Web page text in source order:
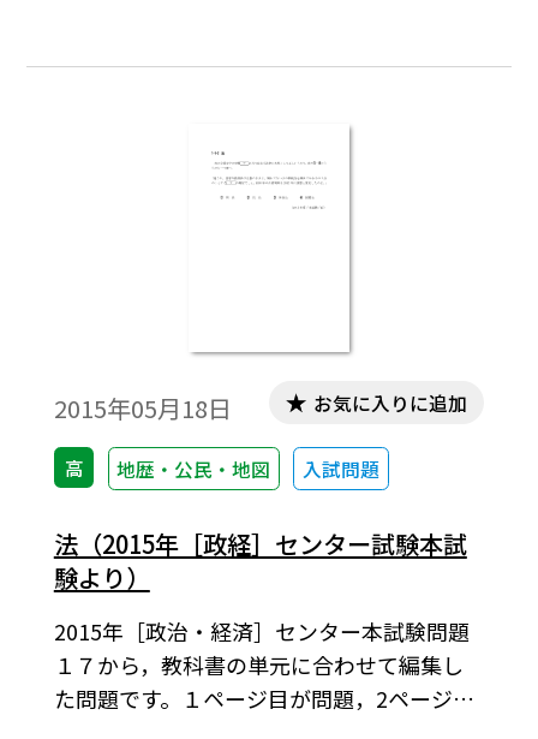
2015年05月18日
高 地歴・公民・地図 入試問題
お気に入りに追加
法（2015年［政経］センター試験本試
験より）
2015年［政治・経済］センター本試験問題
１７から，教科書の単元に合わせて編集し
た問題です。１ページ目が問題，2ページ目